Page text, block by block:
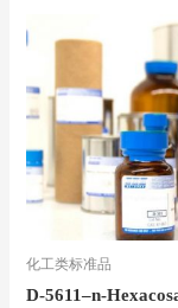
5
化工类标准品
D-5611–n-